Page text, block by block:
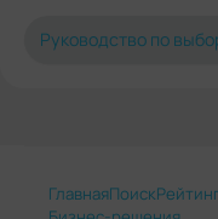
Руководство по
ГлавнаяПоиск